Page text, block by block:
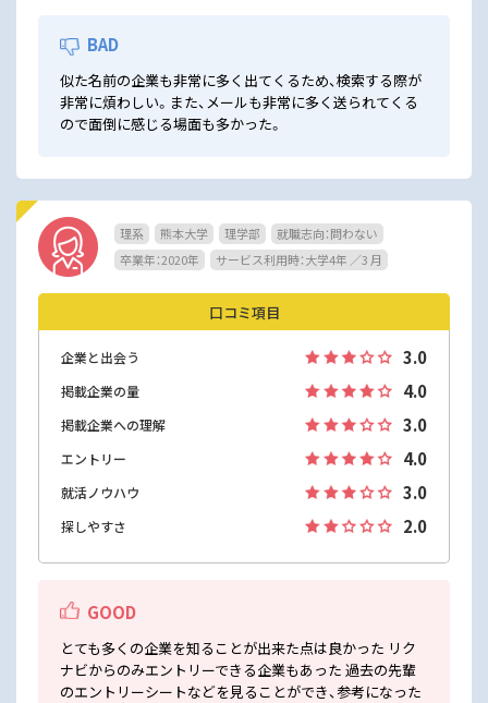
BAD
似た名前の企業も非常に多く出てくるため、検索する際が
非常に煩わしい。また、メールも非常に多く送られてくる
ので面倒に感じる場面も多かった。
理系 熊本大学 理学部
就職志向：問わない
卒業年：2020年
サービス利用時：大学4年 ／3 月
口コミ項目
企業と出会う 3.0
掲載企業の量 4.0
掲載企業への理解 3.0
エントリー 4.0
就活ノウハウ 3.0
探しやすさ 2.0
GOOD
とても多くの企業を知ることが出来た点は良かった リク
ナビからのみエントリーできる企業もあった 過去の先輩
のエントリーシートなどを見ることができ、参考になった